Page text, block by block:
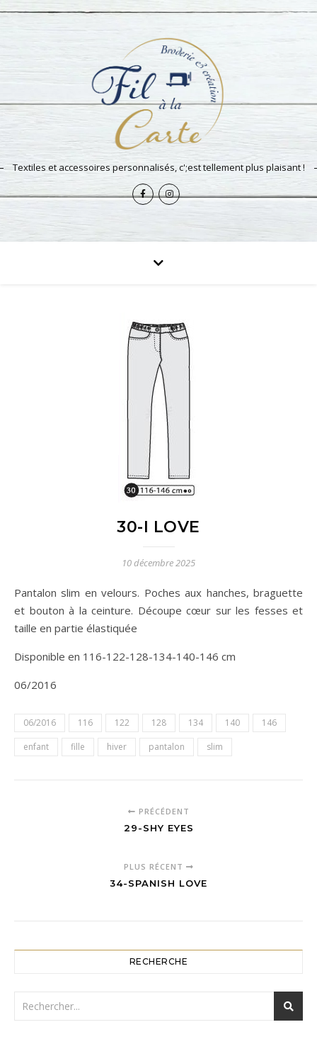
Textiles et accessoires personnalisés, c';est tellement plus plaisant !
30-I LOVE
10 décembre 2025
Pantalon slim en velours. Poches aux hanches, braguette
et bouton à la ceinture. Découpe cœur sur les fesses et
taille en partie élastiquée
Disponible en 116-122-128-134-140-146 cm
06/2016
06/2016 116 122 128 134 140
146
enfant
fille hiver pantalon slim
PRÉCÉDENT
29-SHY EYES
PLUS RÉCENT
34-SPANISH LOVE
RECHERCHE